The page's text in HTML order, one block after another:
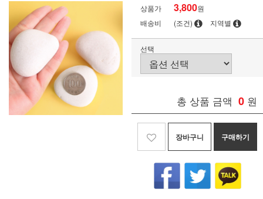
상품가 3,800원
배송비
(조건) 지역별
선택
총 상품 금액 0 원
장바구니 구매하기